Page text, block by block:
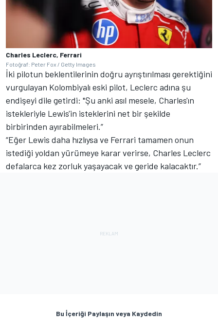
Charles Leclerc, Ferrari
Fotoğraf: Peter Fox / Getty Images
İki pilotun beklentilerinin doğru ayrıştırılması gerektiğini
vurgulayan Kolombiyalı eski pilot, Leclerc adına şu
endişeyi dile getirdi: "Şu anki asıl mesele, Charles'ın
istekleriyle Lewis'in isteklerini net bir şekilde
birbirinden ayırabilmeleri.”
“Eğer Lewis daha hızlıysa ve Ferrari tamamen onun
istediği yoldan yürümeye karar verirse, Charles Leclerc
defalarca kez zorluk yaşayacak ve geride kalacaktır.”
Bu İçeriği Paylaşın veya Kaydedin